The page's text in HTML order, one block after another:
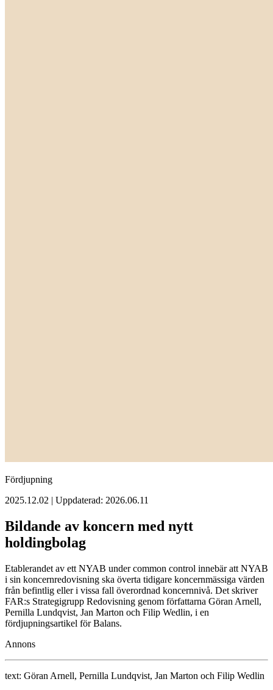
Fördjupning
2025.12.02 | Uppdaterad: 2026.06.11
Bildande av koncern med nytt
holdingbolag
Etablerandet av ett NYAB under common control innebär att NYAB
i sin koncernredovisning ska överta tidigare koncernmässiga värden
från befintlig eller i vissa fall överordnad koncernnivå. Det skriver
FAR:s Strategigrupp Redovisning genom författarna Göran Arnell,
Pernilla Lundqvist, Jan Marton och Filip Wedlin, i en
fördjupningsartikel för Balans.
Annons
text: Göran Arnell, Pernilla Lundqvist, Jan Marton och Filip Wedlin